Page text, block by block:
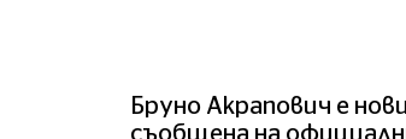
Бруно Акрапович е